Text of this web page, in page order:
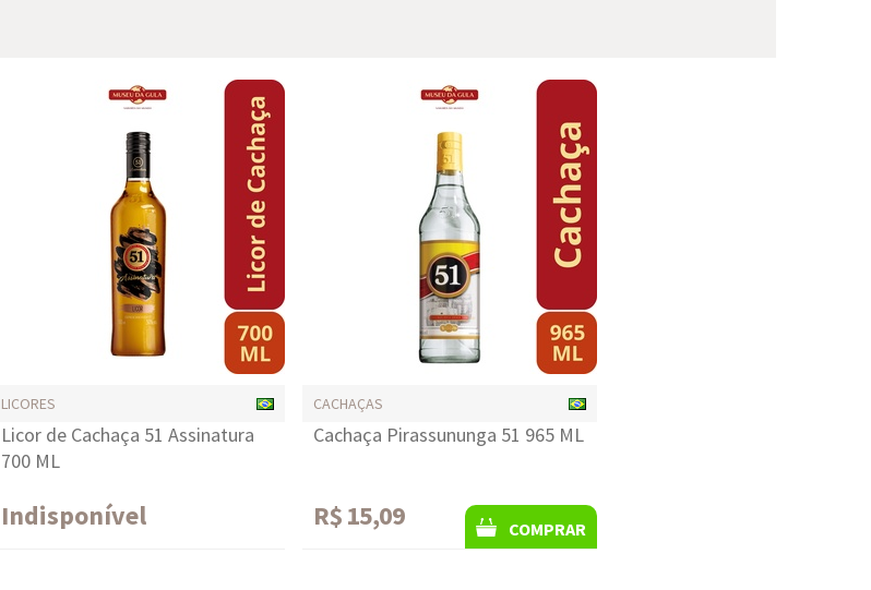
LICORES
Licor de Cachaça 51 Assinatura
700 ML
Indisponível
CACHAÇAS
Cachaça Pirassununga 51 965 ML
R$ 15,09 COMPRAR